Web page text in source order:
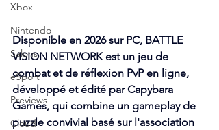
Xbox
Nintendo
Salons
eSport
Previews
Cloud
Disponible en 2026 sur PC, BATTLE
VISION NETWORK est un jeu de
combat et de réflexion PvP en ligne,
développé et édité par Capybara
Games, qui combine un gameplay de
puzzle convivial basé sur l'association